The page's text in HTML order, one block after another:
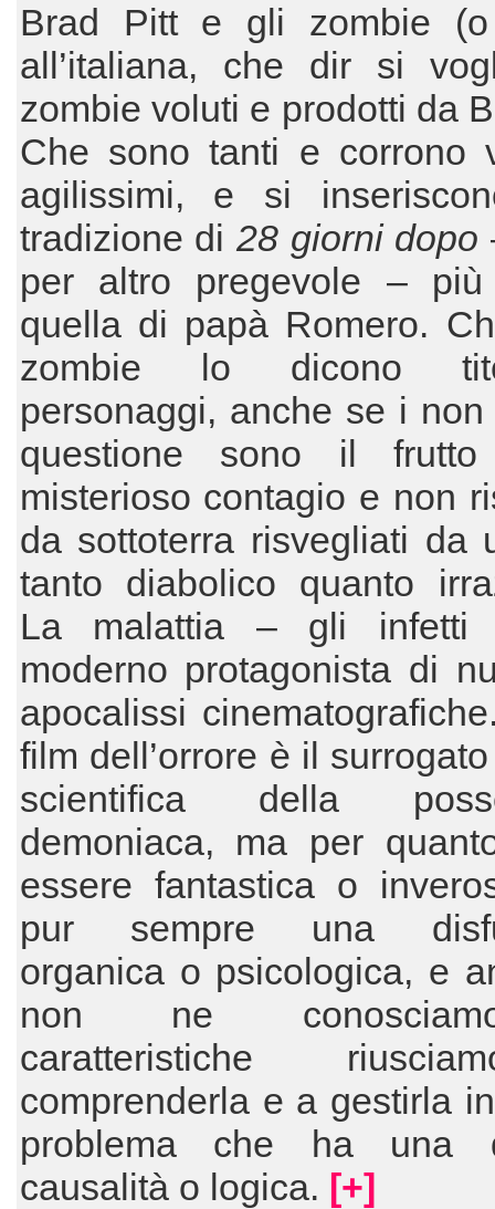
Brad Pitt e gli zombie (o
all’italiana, che dir si
zombie voluti e prodotti da
Che sono tanti e corrono
agilissimi, e si
tradizione di28 giorni dopo
per altro pregevole –
quella di papà Romero.
zombie lo dicono
personaggi, anche se i
questione sono il
misterioso contagio e non
da sottoterra risvegliati da
tanto diabolico quanto
La malattia – gli
moderno protagonista di
apocalissi
film dell’orrore è il surrogato
scientifica della
demoniaca, ma per
essere fantastica o
pur sempre una
organica o psicologica, e
non ne
caratteristiche
comprenderla e a gestirla
problema che ha una
causalità o logica. [+]